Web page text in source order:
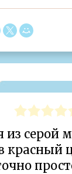
серой
красный